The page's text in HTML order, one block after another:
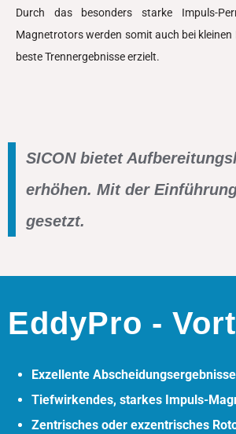
Durch das besonders starke Impuls-
Magnetrotors werden somit auch bei
beste Trennergebnisse erzielt.
SICON bietet
erhöhen. Mit der
gesetzt.
EddyPro -
Exzellente
Tiefwirkendes, starkes Impuls-
Zentrisches oder exzentrisches